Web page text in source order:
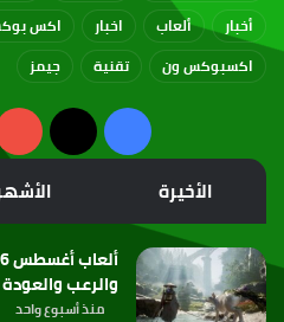
أخبار
ألعاب اخبار اكس
اكسبوكس ون
تقنية جيمز
فيسبوك
‫X
الأخيرة
والرعب
منذ أسبوع واحد